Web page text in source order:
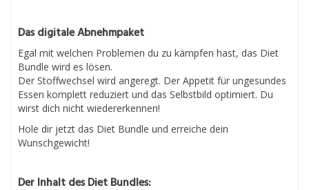
Das digitale Abnehmpaket
Egal mit welchen Problemen du zu kämpfen hast, das Diet
Bundle wird es lösen.
Der Stoffwechsel wird angeregt. Der Appetit für ungesundes
Essen komplett reduziert und das Selbstbild optimiert. Du
wirst dich nicht wiedererkennen!
Hole dir jetzt das Diet Bundle und erreiche dein
Wunschgewicht!
Der Inhalt des Diet Bundles: